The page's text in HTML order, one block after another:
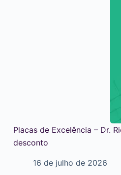
Placas de Excelência – Dr.
desconto
16 de julho de 2026